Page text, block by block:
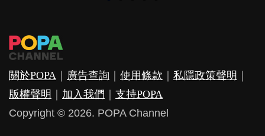
關於POPA 廣告查詢 使用條款 私隱政策聲明
版權聲明
加入我們
支持POPA
Copyright © 2026. POPA Channel